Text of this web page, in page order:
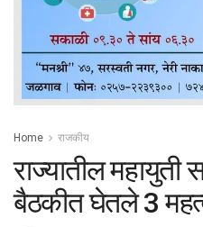
Home राजकीय
राज्यातील महायुती
बैठकीत घेतले 3